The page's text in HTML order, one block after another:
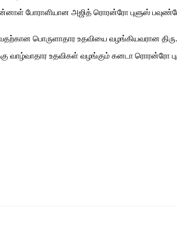
போராளியான அஜித் ரொரன்ரோ புளுஸ்
பொருளாதார உதவியை வழங்கியவரான திரு.
வாழ்வாதார உதவிகள் வழங்கும் கனடா